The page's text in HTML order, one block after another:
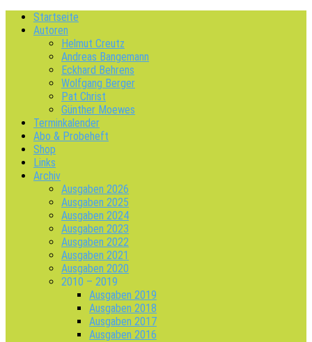
Startseite
Autoren
Helmut Creutz
Andreas Bangemann
Eckhard Behrens
Wolfgang Berger
Pat Christ
Günther Moewes
Terminkalender
Abo & Probeheft
Shop
Links
Archiv
Ausgaben 2026
Ausgaben 2025
Ausgaben 2024
Ausgaben 2023
Ausgaben 2022
Ausgaben 2021
Ausgaben 2020
2010 – 2019
Ausgaben 2019
Ausgaben 2018
Ausgaben 2017
Ausgaben 2016